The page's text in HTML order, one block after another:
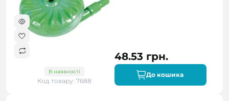
В наявності
Код товару: 7688
48.53 грн.
До кошика